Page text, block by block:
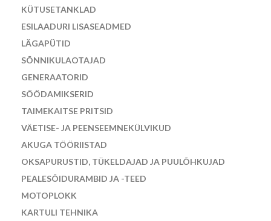
KÜTUSETANKLAD
ESILAADURI LISASEADMED
LÄGAPÜTID
SÕNNIKULAOTAJAD
GENERAATORID
SÖÖDAMIKSERID
TAIMEKAITSE PRITSID
VÄETISE- JA PEENSEEMNEKÜLVIKUD
AKUGA TÖÖRIISTAD
OKSAPURUSTID, TÜKELDAJAD JA PUULÕHKUJAD
PEALESÕIDURAMBID JA -TEED
MOTOPLOKK
KARTULI TEHNIKA